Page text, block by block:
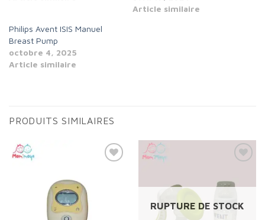
Article similaire
Philips Avent ISIS Manuel
Breast Pump
octobre 4, 2025
Article similaire
PRODUITS SIMILAIRES
RUPTURE DE STOCK